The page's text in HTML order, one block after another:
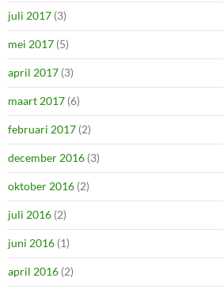
juli 2017 (3)
mei 2017 (5)
april 2017 (3)
maart 2017 (6)
februari 2017 (2)
december 2016 (3)
oktober 2016 (2)
juli 2016 (2)
juni 2016 (1)
april 2016 (2)